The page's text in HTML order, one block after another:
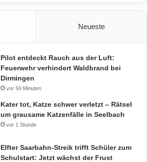
Neueste
Pilot entdeckt Rauch aus der Luft:
Feuerwehr verhindert Waldbrand bei
Dirmingen
vor 59 Minuten
Kater tot, Katze schwer verletzt – Rätsel
um grausame Katzenfälle in Seelbach
vor 1 Stunde
Elfter Saarbahn-Streik trifft Schüler zum
Schulstart: Jetzt wächst der Frust